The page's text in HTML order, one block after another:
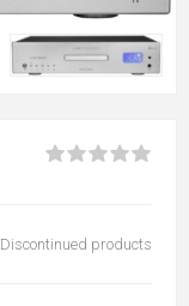
Discontinued products